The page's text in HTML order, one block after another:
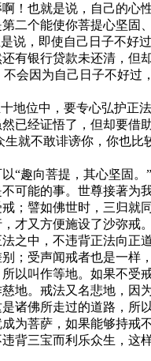
！也就是说，自己的
二个能使你菩提心坚固
，即使自己日子不好
有银行贷款未还清，
会因为自己日子不好
位中，要专心弘护正
已经证悟了，但却要
就不敢诽谤你，你也
向菩提，其心坚固。
可能的事。世尊接著
；譬如佛世时，三归
才又方便施设了沙弥戒
中，不违背正法向正
；受声闻戒者也是一
以叫作等地。如果不
地。戒法又名悲地，
诸佛所走过的道路，
为菩萨，如果能够持戒
三宝而利乐众生，这